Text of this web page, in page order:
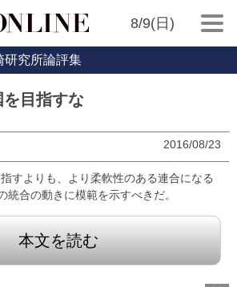
8/9(日)
研究所論評集
目指すな
2016/08/23
すよりも、より柔軟性のある連合になる
統合の動きに模範を示すべきだ。
本文を読む